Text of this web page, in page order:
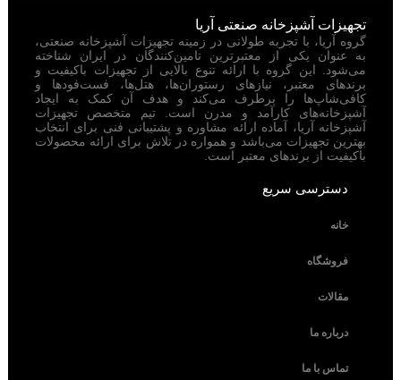
تجهیزات آشپزخانه صنعتی آریا
گروه آریا، با تجربه طولانی در زمینه تجهیزات آشپزخانه صنعتی،
به عنوان یکی از معتبرترین تامین‌کنندگان در ایران شناخته
می‌شود. این گروه با ارائه تنوع بالایی از تجهیزات باکیفیت و
برندهای معتبر، نیازهای رستوران‌ها، هتل‌ها، فست‌فودها و
کافی‌شاپ‌ها را برطرف می‌کند و هدف آن کمک به ایجاد
آشپزخانه‌های کارآمد و مدرن است. تیم متخصص تجهیزات
آشپزخانه آریا، آماده ارائه مشاوره و پشتیبانی فنی برای انتخاب
بهترین تجهیزات می‌باشد و همواره در تلاش برای ارائه محصولات
باکیفیت از برندهای معتبر است.
دسترسی سریع
خانه
فروشگاه
مقالات
درباره ما
تماس با ما